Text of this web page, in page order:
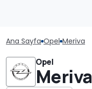
Ana Sayfa Opel Meriva
Opel
Meriva